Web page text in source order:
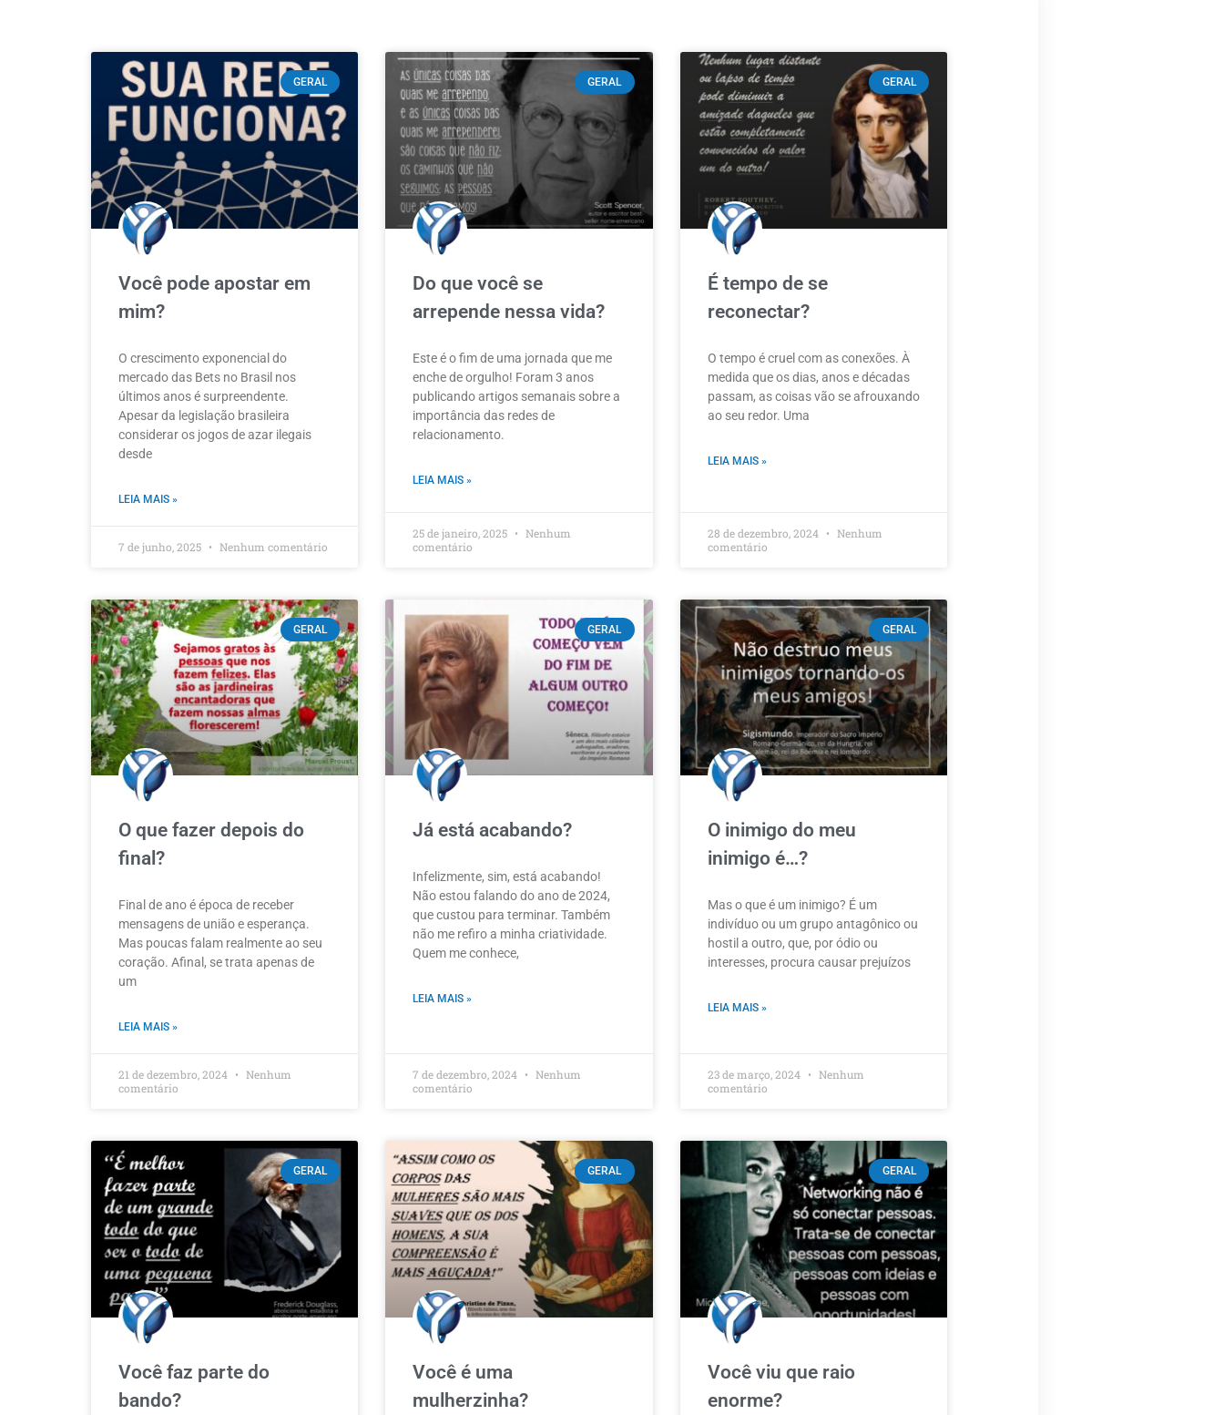
GERAL
Você pode apostar em
mim?
O crescimento exponencial do
mercado das Bets no Brasil nos
últimos anos é surpreendente.
Apesar da legislação brasileira
considerar os jogos de azar ilegais
desde
LEIA MAIS »
7 de junho, 2025 Nenhum comentário
GERAL
Do que você se
arrepende nessa vida?
Este é o fim de uma jornada que me
enche de orgulho! Foram 3 anos
publicando artigos semanais sobre a
importância das redes de
relacionamento.
LEIA MAIS »
25 de janeiro, 2025
Nenhum
comentário
GERAL
É tempo de se
reconectar?
O tempo é cruel com as conexões. À
medida que os dias, anos e décadas
passam, as coisas vão se afrouxando
ao seu redor. Uma
LEIA MAIS »
28 de dezembro, 2024
Nenhum
comentário
GERAL
O que fazer depois do
final?
Final de ano é época de receber
mensagens de união e esperança.
Mas poucas falam realmente ao seu
coração. Afinal, se trata apenas de
um
LEIA MAIS »
21 de dezembro, 2024
Nenhum
comentário
GERAL
Já está acabando?
Infelizmente, sim, está acabando!
Não estou falando do ano de 2024,
que custou para terminar. Também
não me refiro a minha criatividade.
Quem me conhece,
LEIA MAIS »
7 de dezembro, 2024
Nenhum
comentário
GERAL
O inimigo do meu
inimigo é…?
Mas o que é um inimigo? É um
indivíduo ou um grupo antagônico ou
hostil a outro, que, por ódio ou
interesses, procura causar prejuízos
LEIA MAIS »
23 de março, 2024
Nenhum
comentário
GERAL
Você faz parte do
bando?
GERAL
Você é uma
mulherzinha?
GERAL
Você viu que raio
enorme?